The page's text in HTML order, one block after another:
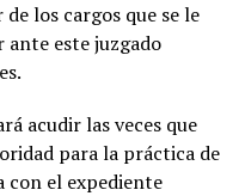
los cargos que se le
este juzgado
acudir las veces que
para la práctica de
con el expediente